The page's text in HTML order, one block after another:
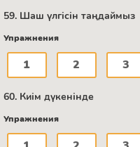
59. Шаш үлгісін таңдаймыз
Упражнения
1 2 3
60. Киім дүкенінде
Упражнения